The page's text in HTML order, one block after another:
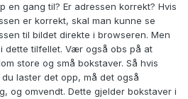
en gang til? Er adressen korrekt? Hvis
er korrekt, skal man kunne se
til bildet direkte i browseren. Men
dette tilfellet. Vær også obs på at
store og små bokstaver. Så hvis
laster det opp, må det også
og omvendt. Dette gjelder bokstaver i